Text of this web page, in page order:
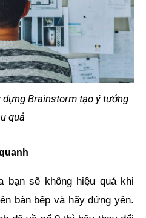
Brainstorm tạo ý tưởng
quả
bạn sẽ không hiệu quả khi
bàn bếp và hãy đứng yên.